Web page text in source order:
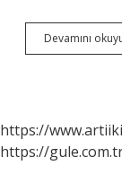
Devamını
https://
https://